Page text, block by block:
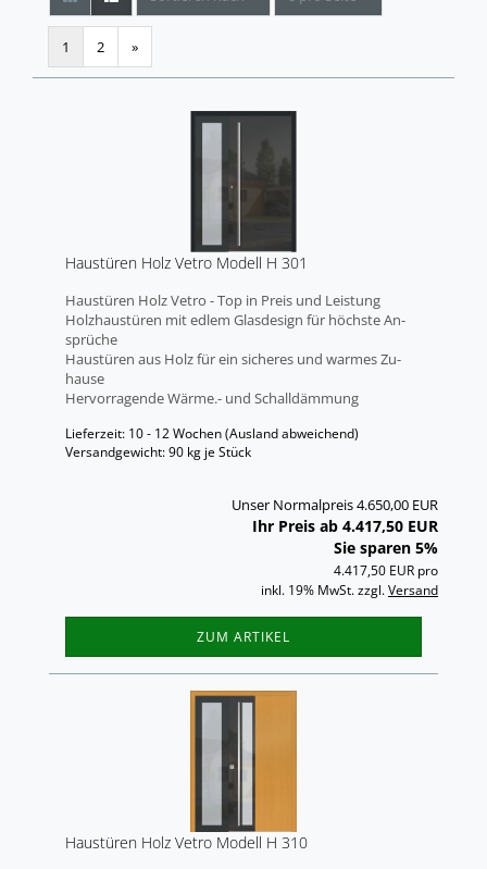
1 2 »
Haus­tü­ren Holz Vetro Mo­dell H 301
Haus­tü­ren Holz Vetro - Top in Preis und Leis­tung
Holz­haus­tü­ren mit edlem Glas­de­sign für höchs­te An­
sprü­che
Haus­tü­ren aus Holz für ein si­che­res und war­mes Zu­
hau­se
Her­vor­ra­gen­de Wärme.- und Schall­däm­mung
Lieferzeit: 10 - 12 Wochen(Ausland abweichend)
Versandgewicht:90 kg je Stück
Unser Normalpreis 4.650,00 EUR
Ihr Preis ab 4.417,50 EUR
Sie sparen 5%
4.417,50 EUR pro
inkl. 19% MwSt. zzgl.Versand
ZUM ARTIKEL
Haus­tü­ren Holz Vetro Mo­dell H 310